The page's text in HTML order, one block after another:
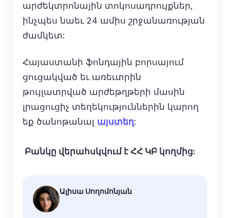
արժեկտրոնային տոկոսադրույքներ,
ինչպես նաեւ 24 ամիս շրջանառության
ժամկետ:
Հայաստանի ֆոնդային բորսայում
ցուցակված եւ առեւտրին
թույլատրված արժեթղթերի մասին
լրացուցիչ տեղեկություններին կարող
եք ծանոթանալ այստեղ:
Բանկը վերահսկվում է ՀՀ ԿԲ կողմից:
Ալիսա Սողոմոնյան